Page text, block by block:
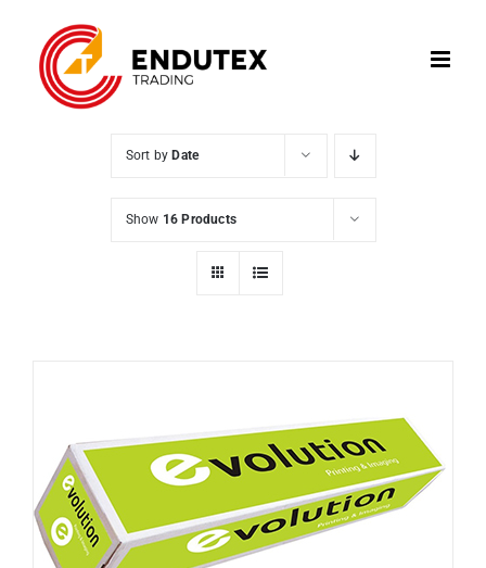
content
Sort by Date
Show 16 Products